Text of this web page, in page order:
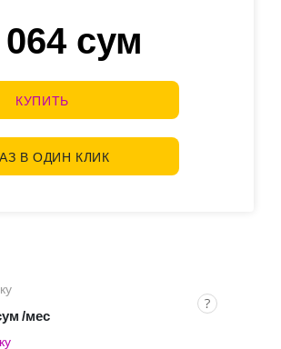
сум
КУПИТЬ
В ОДИН КЛИК
/мес